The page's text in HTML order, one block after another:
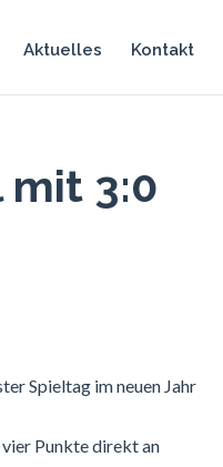
Aktuelles Kontakt
mit 3:0
Spieltag im neuen Jahr
Punkte direkt an